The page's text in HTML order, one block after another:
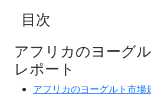
目次
アフリカのヨーグ
レポート
アフリカのヨーグルト市場